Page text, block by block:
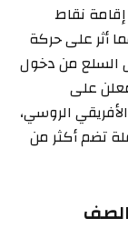
نقاط
أثر على حركة
السلع من دخول
على
الروسي،
تضم أكثر من